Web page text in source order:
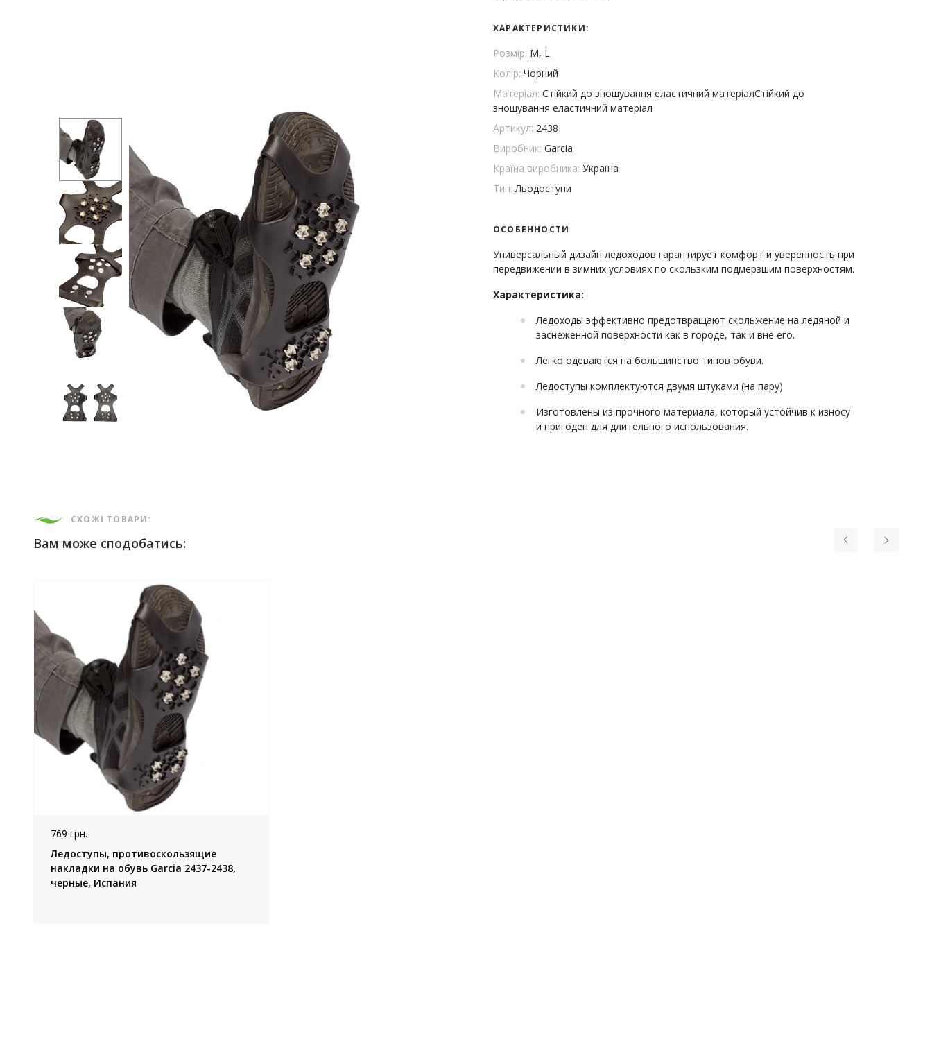
ХАРАКТЕРИСТИКИ:
Розмір: M, L
Колір: Чорний
Матеріал: Стійкий до зношування еластичний матеріалСтійкий до
зношування еластичний матеріал
Артикул: 2438
Виробник: Garcia
Країна виробника: Україна
Тип:Льодоступи
ОСОБЕННОСТИ
Универсальный дизайн ледоходов гарантирует комфорт и уверенность при
передвижении в зимних условиях по скользким подмерзшим поверхностям.
Характеристика:
Ледоходы эффективно предотвращают скольжение на ледяной и
заснеженной поверхности как в городе, так и вне его.
Легко одеваются на большинство типов обуви.
Ледоступы комплектуются двумя штуками (на пару)
Изготовлены из прочного материала, который устойчив к износу
и пригоден для длительного использования.
СХОЖІ ТОВАРИ:
Вам може сподобатись:
769 грн.
Ледоступы, противоскользящие
накладки на обувь Garcia 2437-2438,
черные, Испания